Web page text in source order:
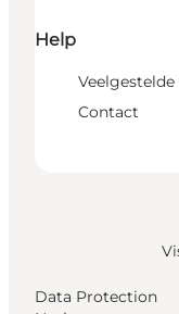
Help
Contact
Data Protection